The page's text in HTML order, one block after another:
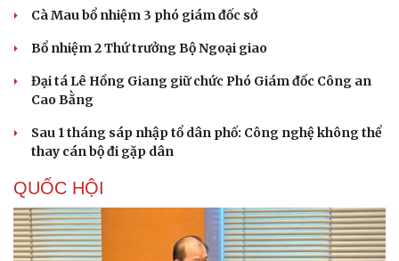
Cà Mau bổ nhiệm 3 phó giám đốc sở
Bổ nhiệm 2 Thứ trưởng Bộ Ngoại giao
Đại tá Lê Hồng Giang giữ chức Phó Giám đốc Công an
Cao Bằng
Sau 1 tháng sáp nhập tổ dân phố: Công nghệ không thể
thay cán bộ đi gặp dân
QUỐC HỘI